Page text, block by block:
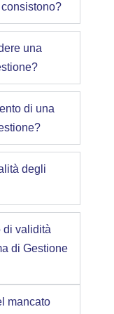
una
di una
degli
di validità
di Gestione
mancato